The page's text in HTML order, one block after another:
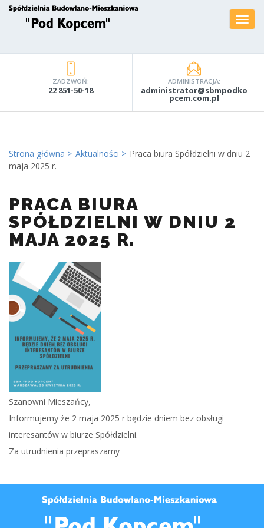
ZADZWOŃ:
22 851-50-18
ADMINISTRACJA:
administrator@sbmpodko
pcem.com.pl
Strona główna Aktualności
Praca biura Spółdzielni w dniu 2
maja 2025 r.
PRACA BIURA
SPÓŁDZIELNI W DNIU 2
MAJA 2025 R.
Szanowni Mieszańcy,
Informujemy że 2 maja 2025 r będzie dniem bez obsługi
interesantów w biurze Spółdzielni.
Za utrudnienia przepraszamy